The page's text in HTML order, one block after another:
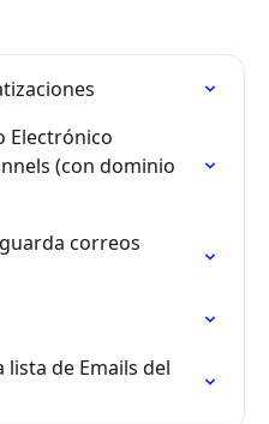
Electrónico
(con dominio
correos
de Emails del